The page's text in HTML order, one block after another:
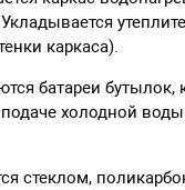
каркаса).
батареи
холодной
стеклом,